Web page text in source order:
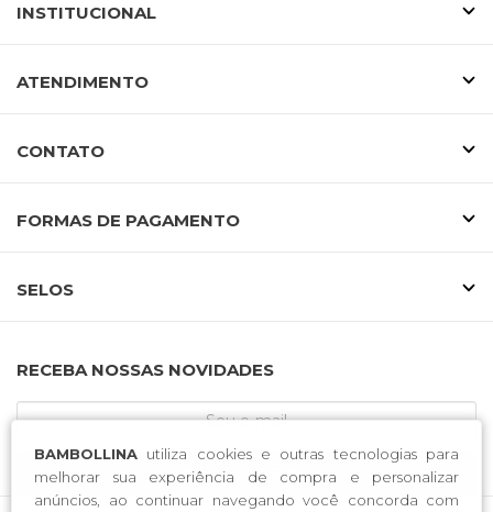
BAMBOLLINA utiliza cookies e outras tecnologias para
melhorar sua experiência de compra e personalizar
anúncios, ao continuar navegando você concorda com
INSTITUCIONAL
ATENDIMENTO
CONTATO
FORMAS DE PAGAMENTO
SELOS
RECEBA NOSSAS NOVIDADES
CADASTRE-SE